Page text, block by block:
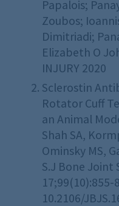
Papalois;
Zoubos;
Dimitriadi;
Elizabeth O
INJURY 2020
Sclerostin
Rotator Cuff
an Animal
Shah SA,
Ominsky MS,
S.J Bone Joint
17;99(10):855-
10.2106/